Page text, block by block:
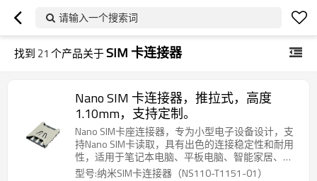
请输入一个搜索词
找到 21 个产品关于SIM 卡连接器
Nano SIM 卡连接器，推拉式，高度
1.10mm，支持定制。
Nano SIM卡座连接器，专为小型电子设备设计，支
持Nano SIM卡读取，具有出色的连接稳定性和耐用
性，适用于笔记本电脑、平板电脑、智能家居、移
动通讯等设备，确保可靠的通讯和数据传输。
型号:纳米SIM卡连接器（NS110-T1151-01）